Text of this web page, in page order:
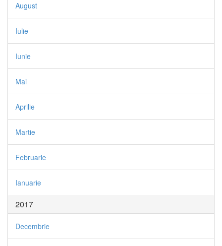
August
Iulie
Iunie
Mai
Aprilie
Martie
Februarie
Ianuarie
2017
Decembrie